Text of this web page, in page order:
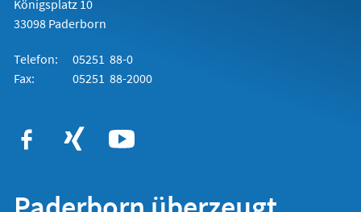
Königsplatz 10
33098 Paderborn
Telefon:
05251 88-0
Fax:
05251 88-2000